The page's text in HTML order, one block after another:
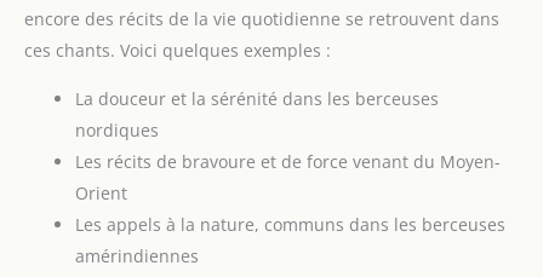
encore des récits de la vie quotidienne se retrouvent dans
ces chants. Voici quelques exemples :
La douceur et la sérénité dans les berceuses
nordiques
Les récits de bravoure et de force venant du Moyen-
Orient
Les appels à la nature, communs dans les berceuses
amérindiennes